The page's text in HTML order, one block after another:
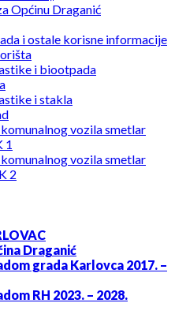
Općinu Draganić
i ostale korisne informacije
i biootpada
i stakla
vozila smetlar
1
vozila smetlar
2
Draganić
grada Karlovca 2017. –
RH 2023. – 2028.